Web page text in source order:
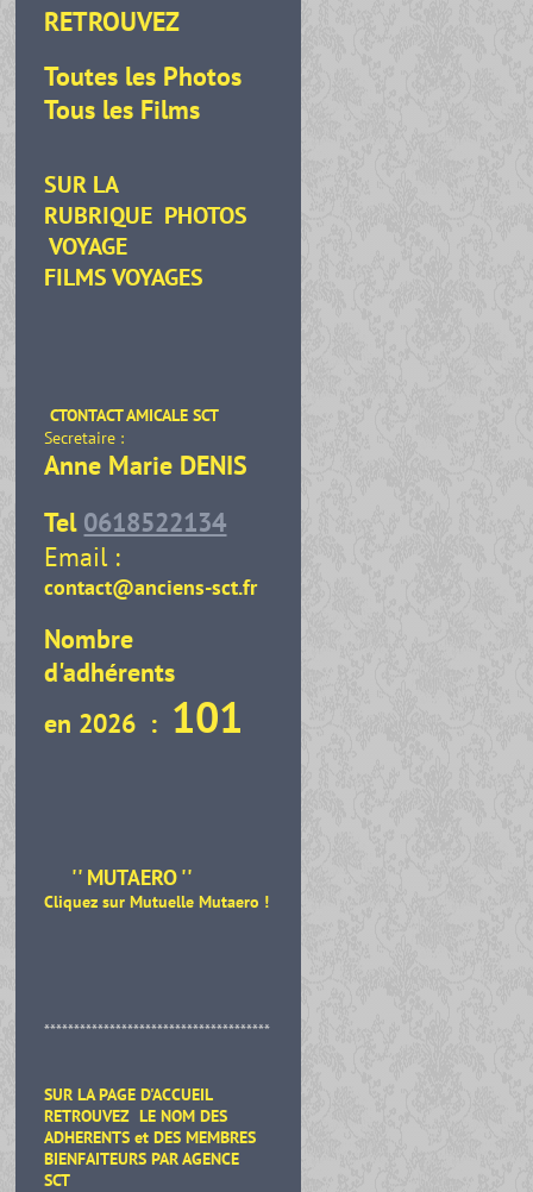
RETROUVEZ
Toutes les Photos
Tous les Films
SUR LA
RUBRIQUE PHOTOS
VOYAGE
FILMS VOYAGES
CTONTACT AMICALE SCT
Secretaire :
Anne Marie DENIS
Tel 0618522134
Email :
contact@anciens-sct.fr
Nombre
d'adhérents
en 2026 : 101
'' MUTAERO ''
Cliquez sur Mutuelle Mutaero !
**************************************
SUR LA PAGE D'ACCUEIL
RETROUVEZ LE NOM DES
ADHERENTS et DES MEMBRES
BIENFAITEURS PAR AGENCE
SCT